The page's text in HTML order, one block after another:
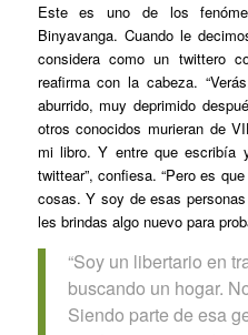
Este es uno de los
Binyavanga. Cuando le
considera como un twittero
reafirma con la cabeza.
aburrido, muy deprimido
otros conocidos murieran de
mi libro. Y entre que escribía
twittear”, confiesa. “Pero es
cosas. Y soy de esas
les brindas algo nuevo para
“Soy un libertario en
buscando un hogar.
Siendo parte de esa